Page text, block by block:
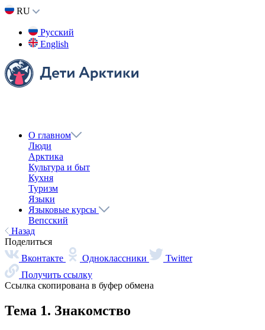
Назад
Вконтакте
Ссылка скопирована в буфер обмена
Тема 1. Знакомство
С культурой и языком народа ханты нас знакомит Валентин
Вальгамов – работник сферы искусств, артист и музыкант. В
первом выпуске Валентин рассказывает о своей семье, работе
и о жизни на Ямале. Интерактивный урок в конце ролика
поможет вам запомнить несколько полезных выражений и
закрепить произношение.